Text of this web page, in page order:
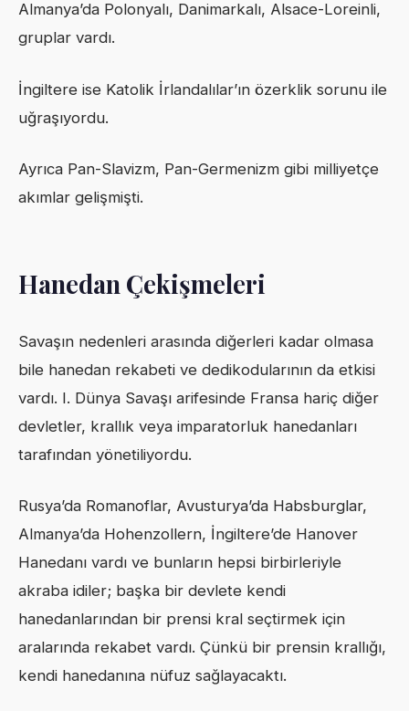
Almanya’da Polonyalı, Danimarkalı, Alsace-Loreinli,
gruplar vardı.
İngiltere ise Katolik İrlandalılar’ın özerklik sorunu ile
uğraşıyordu.
Ayrıca Pan-Slavizm, Pan-Germenizm gibi milliyetçe
akımlar gelişmişti.
Hanedan Çekişmeleri
Savaşın nedenleri arasında diğerleri kadar olmasa
bile hanedan rekabeti ve dedikodularının da etkisi
vardı. I. Dünya Savaşı arifesinde Fransa hariç diğer
devletler, krallık veya imparatorluk hanedanları
tarafından yönetiliyordu.
Rusya’da Romanoflar, Avusturya’da Habsburglar,
Almanya’da Hohenzollern, İngiltere’de Hanover
Hanedanı vardı ve bunların hepsi birbirleriyle
akraba idiler; başka bir devlete kendi
hanedanlarından bir prensi kral seçtirmek için
aralarında rekabet vardı. Çünkü bir prensin krallığı,
kendi hanedanına nüfuz sağlayacaktı.